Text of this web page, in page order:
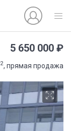
5 650 000 ₽
2, прямая продажа